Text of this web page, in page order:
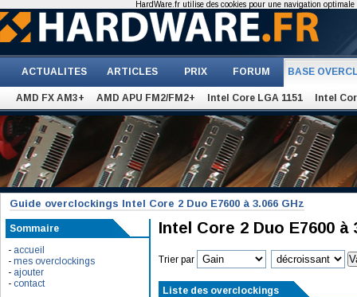
ACTUALITES ARTICLES PRIX FORUM BASE
AMD FX AM3+ AMD APU FM2/FM2+ Intel Core LGA 1151 Intel
Guide overclockings Intel Core 2 Duo E7600 à 3.066 GHz
Sommaire
- accueil
- mes overclockings
- ajouter
- contact
Intel Core 2 Duo E7600 à
Trier par
Liste des overclockings
HardWare.fr utilise des cookies pour une navigation